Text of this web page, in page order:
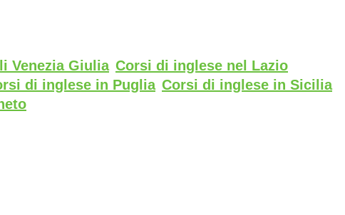
Venezia Giulia Corsi di inglese nel Lazio
di inglese in Puglia Corsi di inglese in Sicilia